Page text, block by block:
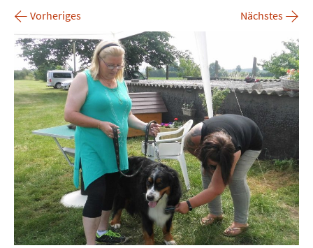
← Vorheriges Nächstes →